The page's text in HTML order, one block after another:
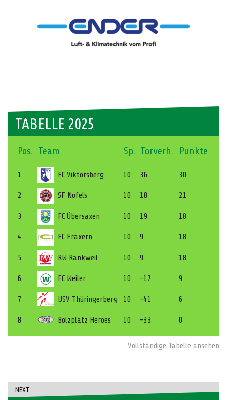
TABELLE 2025
Pos. Team Sp. Torverh. Punkte
1 FC Viktorsberg 10 36 30
2 SF Nofels 10 18 21
3 FC Übersaxen 10 19 18
4 FC Fraxern 10 9 18
5 RW Rankweil 10 9 18
6 FC Weiler 10 -17 9
7 USV Thüringerberg 10 -41 6
8 Bolzplatz Heroes 10 -33 0
Vollständige Tabelle ansehen
NEXT